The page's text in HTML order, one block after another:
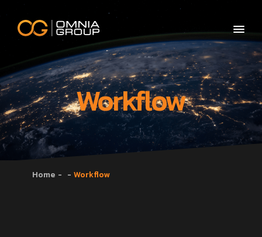
Workflow
Home Workflow